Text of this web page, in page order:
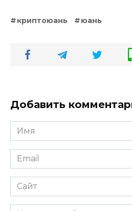
криптоюань юань
Добавить
Имя
*
Email
*
Сайт